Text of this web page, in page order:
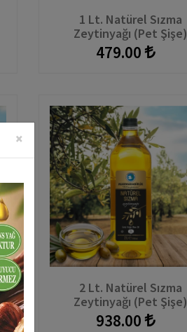
1 Lt. Natürel Sızma
Zeytinyağı (Pet Şişe)
479.00
2 Lt. Natürel Sızma
Zeytinyağı (Pet Şişe)
938.00
×